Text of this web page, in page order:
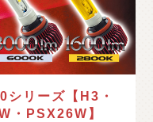
リーズ【H3・
・PSX26W】